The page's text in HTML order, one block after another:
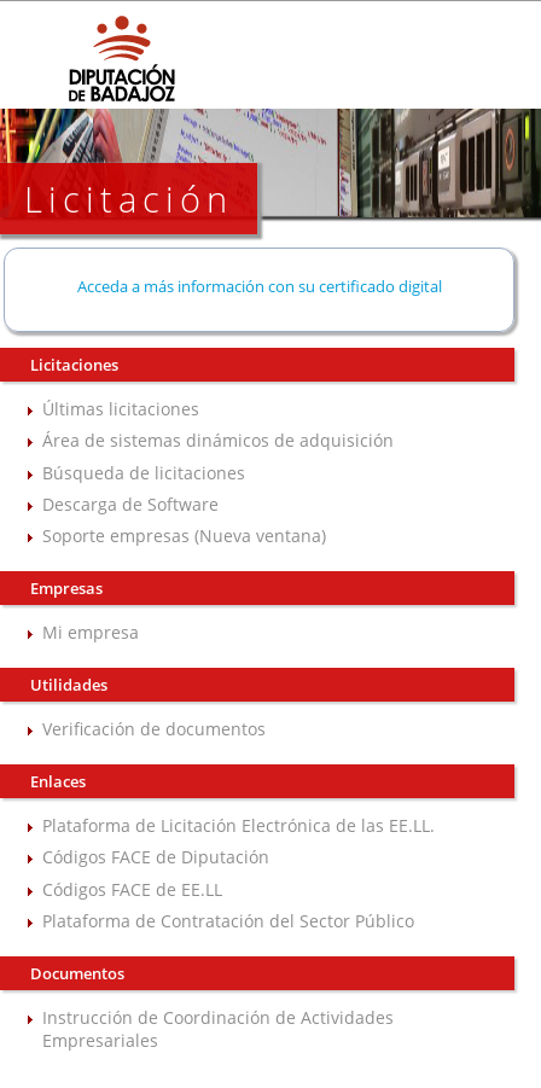
Licitación
Acceda a más información con su certificado digital
Licitaciones
Últimas licitaciones
Área de sistemas dinámicos de adquisición
Búsqueda de licitaciones
Descarga de Software
Soporte empresas (Nueva ventana)
Empresas
Mi empresa
Utilidades
Verificación de documentos
Enlaces
Plataforma de Licitación Electrónica de las EE.LL.
Códigos FACE de Diputación
Códigos FACE de EE.LL
Plataforma de Contratación del Sector Público
Documentos
Instrucción de Coordinación de Actividades
Empresariales